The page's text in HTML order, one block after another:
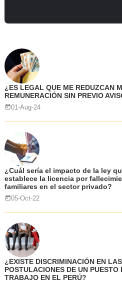
¿ES LEGAL QUE ME REDUZCAN
REMUNERACIÓN SIN PREVIO
01-Aug-24
¿Cuál sería el impacto de la ley
establece la licencia por
familiares en el sector privado?
05-Oct-22
¿EXISTE DISCRIMINACIÓN EN LAS
POSTULACIONES DE UN PUESTO
TRABAJO EN EL PERÚ?